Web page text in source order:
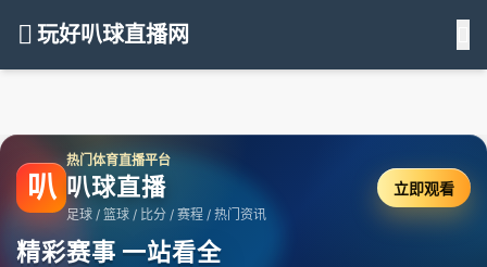
玩好叭球直播网
叭
热门体育直播平台
叭球直播
足球 / 篮球 / 比分 / 赛程 / 热门资讯
精彩赛事 一站看全
立即观看